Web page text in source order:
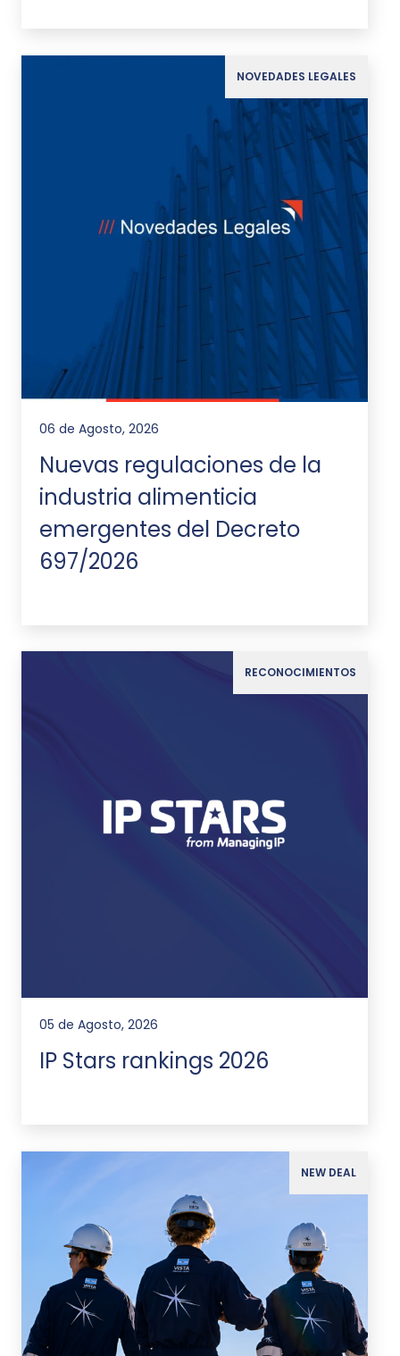
NOVEDADES LEGALES
06 de Agosto, 2026
Nuevas regulaciones de la
industria alimenticia
emergentes del Decreto
697/2026
RECONOCIMIENTOS
05 de Agosto, 2026
IP Stars rankings 2026
NEW DEAL